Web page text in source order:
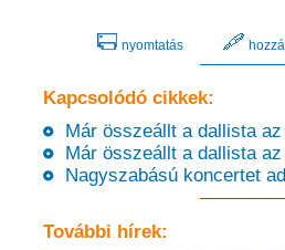
nyomtatás
Kapcsolódó cikkek:
Már összeállt a dallista az
Már összeállt a dallista az
Nagyszabású koncertet
További hírek: